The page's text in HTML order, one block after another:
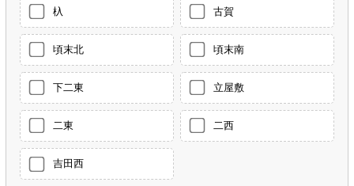
杁 古賀
頃末北 頃末南
下二東 立屋敷
二東 二西
吉田西